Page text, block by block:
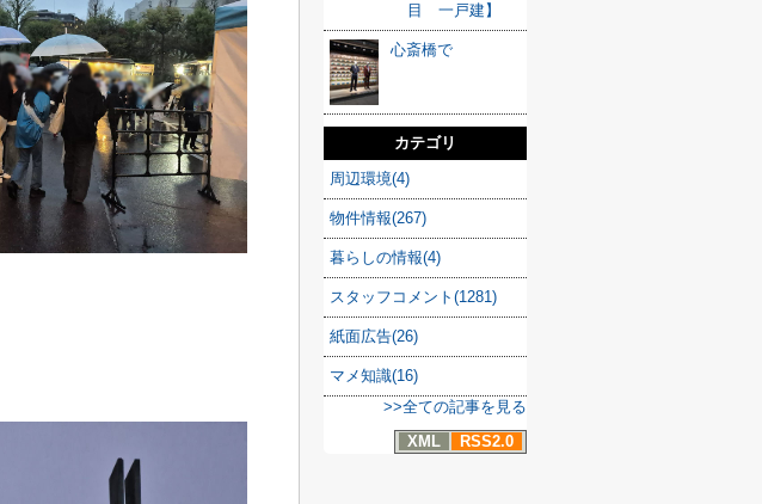
目 一戸建】
心斎橋で
カテゴリ
周辺環境(4)
物件情報(267)
暮らしの情報(4)
スタッフコメント(1281)
紙面広告(26)
マメ知識(16)
>>全ての記事を見る
XML
RSS2.0